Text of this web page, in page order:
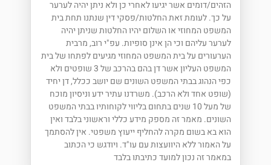
הזהים/דומים אשר יגיעו לאחרי כן ולא ניתן יהיה לערער
על כך. לעומת זאת החלטות/פסקי דין שנתנו תחת בית
המשפט המחוזי או השלום יהיו החלטות שניתן יהיה
לערער עליהם וכי הן אינן סופיות. עפ"י רוב, מרבית
הערעורים על בית המשפט המחוזי מגיעים לפתחו של בית
המשפט העליון אשר דן בהם בהרכב של 3 שופטים ולא
כפי הנהוג בבתי המשפט השונים שם יושב ככלל, דן יחיד
(שופט אחד ולא הרכב). משרדנו עתיר ידע וניסיון מוכח
של מעל 10 שנים בתחום בליווי לקוחותיו בבתי המשפט
השונים. מאמר זה מספק מידע כללי וראשוני בלבד ואין
הוא בא בשום מקרה להחליף ייעוץ משפטי. אין להסתמך
על האמור ללא היוועצות עם עו"ד. ויודגש כי הכתוב
במאמר זה נכון למועד כתיבתו בלבד